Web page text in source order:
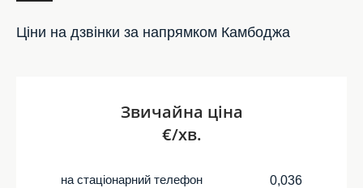
Ціни на дзвінки за напрямком Камбоджа
Звичайна ціна
€/хв.
на стаціонарний телефон 0,036